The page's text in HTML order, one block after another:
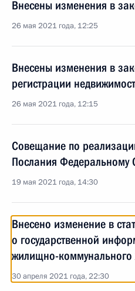
Внесены изменения в
26 мая 2021 года, 12:25
Внесены изменения в
регистрации
26 мая 2021 года, 12:15
Совещание по
Послания
19 мая 2021 года, 14:30
Внесено изменение в
о государственной
жилищно-коммунального
30 апреля 2021 года, 22:30